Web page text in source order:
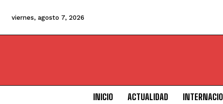
viernes, agosto 7, 2026
INICIO ACTUALIDAD